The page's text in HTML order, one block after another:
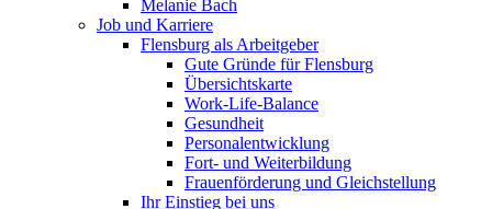
Melanie Bach
Job und Karriere
Flensburg als Arbeitgeber
Gute Gründe für Flensburg
Übersichtskarte
Work-Life-Balance
Gesundheit
Personalentwicklung
Fort- und Weiterbildung
Frauenförderung und Gleichstellung
Ihr Einstieg bei uns